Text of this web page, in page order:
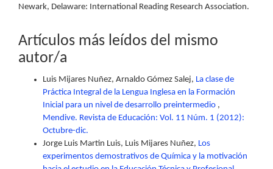
Newark, Delaware: International Reading Research Association.
Artículos más leídos del mismo
autor/a
Luis Mijares Nuñez, Arnaldo Gómez Salej, La clase de
Práctica Integral de la Lengua Inglesa en la Formación
Inicial para un nivel de desarrollo preintermedio ,
Mendive. Revista de Educación: Vol. 11 Núm. 1 (2012):
Octubre-dic.
Jorge Luis Martin Luis, Luis Mijares Nuñez, Los
experimentos demostrativos de Química y la motivación